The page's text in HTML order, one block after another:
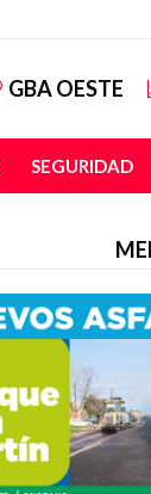
GBA OESTE
SEGURIDAD